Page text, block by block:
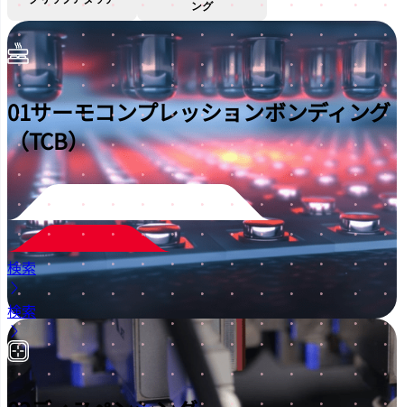
ング
01サーモコンプレッションボンディング
（TCB）
検索
検索